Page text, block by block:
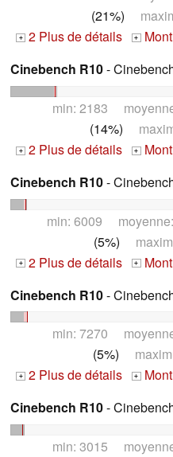
(21%)
+ 2 Plus de détails +
Cinebench R10-
min: 2183
(14%)
+ 2 Plus de détails +
Cinebench R10-
min: 6009
(5%)
+ 2 Plus de détails +
Cinebench R10-
min: 7270
(5%)
+ 2 Plus de détails +
Cinebench R10-
min: 3015